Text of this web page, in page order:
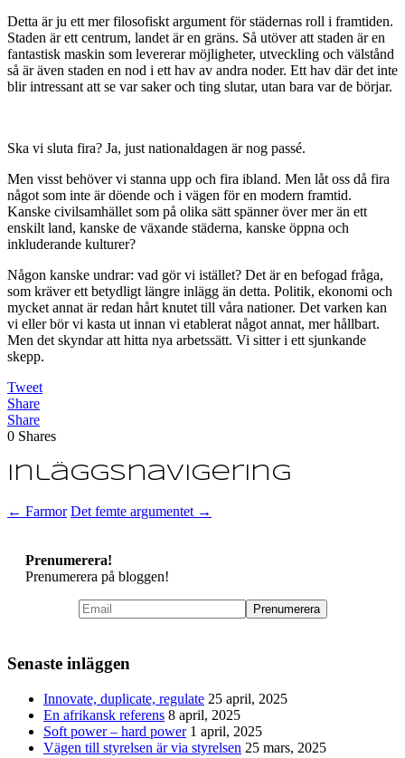
Detta är ju ett mer filosofiskt argument för städernas roll i framtiden.
Staden är ett centrum, landet är en gräns. Så utöver att staden är en
fantastisk maskin som levererar möjligheter, utveckling och välstånd
så är även staden en nod i ett hav av andra noder. Ett hav där det inte
blir intressant att se var saker och ting slutar, utan bara var de börjar.
Ska vi sluta fira? Ja, just nationaldagen är nog passé.
Men visst behöver vi stanna upp och fira ibland. Men låt oss då fira
något som inte är döende och i vägen för en modern framtid.
Kanske civilsamhället som på olika sätt spänner över mer än ett
enskilt land, kanske de växande städerna, kanske öppna och
inkluderande kulturer?
Någon kanske undrar: vad gör vi istället? Det är en befogad fråga,
som kräver ett betydligt längre inlägg än detta. Politik, ekonomi och
mycket annat är redan hårt knutet till våra nationer. Det varken kan
vi eller bör vi kasta ut innan vi etablerat något annat, mer hållbart.
Men det skyndar att hitta nya arbetssätt. Vi sitter i ett sjunkande
skepp.
Tweet
Share
Share
0 Shares
Inläggsnavigering
← Farmor Det femte argumentet →
Prenumerera!
Prenumerera på bloggen!
Senaste inläggen
Innovate, duplicate, regulate 25 april, 2025
En afrikansk referens 8 april, 2025
Soft power – hard power 1 april, 2025
Vägen till styrelsen är via styrelsen 25 mars, 2025